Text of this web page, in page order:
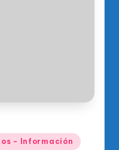
- Información